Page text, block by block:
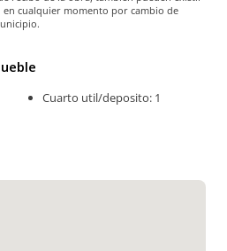
en cualquier momento por cambio de
Cuarto util/deposito: 1